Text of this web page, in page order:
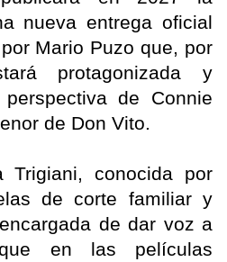
nueva entrega oficial
Mario Puzo que, por
protagonizada y
de Connie
de Don Vito.
Trigiani, conocida por
de corte familiar y
de dar voz a
en las películas